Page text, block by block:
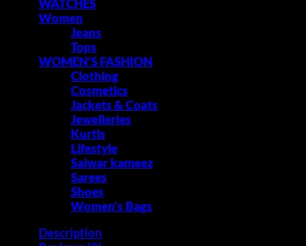
WATCHES
Women
Jeans
Tops
WOMEN'S FASHION
Clothing
Cosmetics
Jackets & Coats
Jewelleries
Kurtis
Lifestyle
Salwar kameez
Sarees
Shoes
Women's Bags
Description